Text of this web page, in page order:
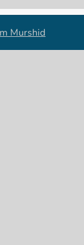
Murshid